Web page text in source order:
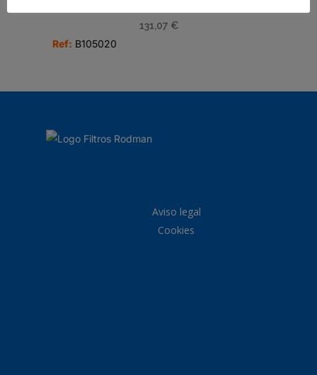
131,07 €
Ref: B105020
Aviso legal
Cookies